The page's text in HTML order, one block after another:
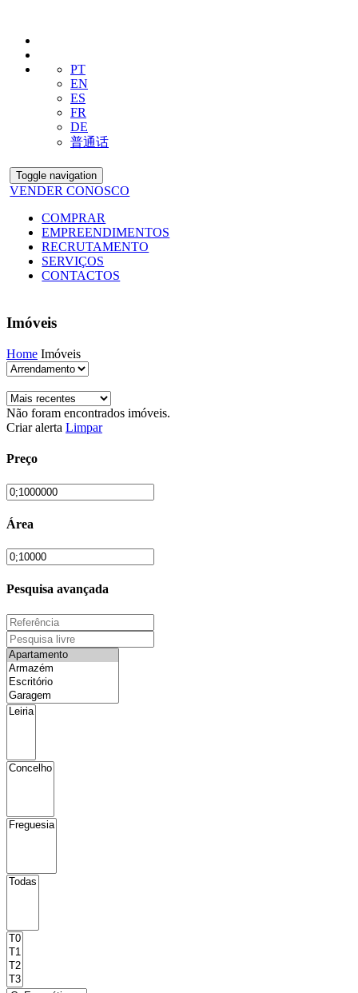
PT
EN
ES
FR
DE
普通话
Toggle navigation
VENDER CONOSCO
COMPRAR
EMPREENDIMENTOS
RECRUTAMENTO
SERVIÇOS
CONTACTOS
Imóveis
Home Imóveis
Não foram encontrados imóveis.
Criar alerta Limpar
Preço
Área
Pesquisa avançada